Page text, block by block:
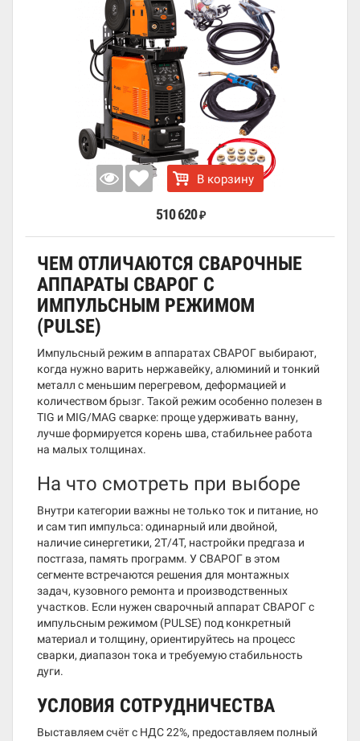
В корзину
510 620 ₽
ЧЕМ ОТЛИЧАЮТСЯ СВАРОЧНЫЕ
АППАРАТЫ СВАРОГ С
ИМПУЛЬСНЫМ РЕЖИМОМ
(PULSE)
Импульсный режим в аппаратах СВАРОГ выбирают,
когда нужно варить нержавейку, алюминий и тонкий
металл с меньшим перегревом, деформацией и
количеством брызг. Такой режим особенно полезен в
TIG и MIG/MAG сварке: проще удерживать ванну,
лучше формируется корень шва, стабильнее работа
на малых толщинах.
На что смотреть при выборе
Внутри категории важны не только ток и питание, но
и сам тип импульса: одинарный или двойной,
наличие синергетики, 2T/4T, настройки предгаза и
постгаза, память программ. У СВАРОГ в этом
сегменте встречаются решения для монтажных
задач, кузовного ремонта и производственных
участков. Если нужен сварочный аппарат СВАРОГ с
импульсным режимом (PULSE) под конкретный
материал и толщину, ориентируйтесь на процесс
сварки, диапазон тока и требуемую стабильность
дуги.
УСЛОВИЯ СОТРУДНИЧЕСТВА
Выставляем счёт с НДС 22%, предоставляем полный